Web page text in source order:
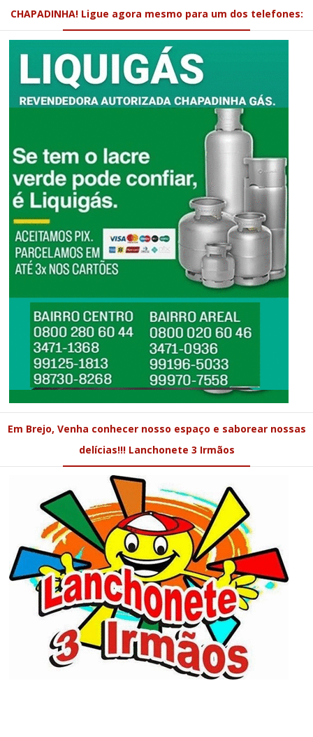
CHAPADINHA! Ligue agora mesmo para um dos telefones:
Em Brejo, Venha conhecer nosso espaço e saborear nossas
delícias!!! Lanchonete 3 Irmãos